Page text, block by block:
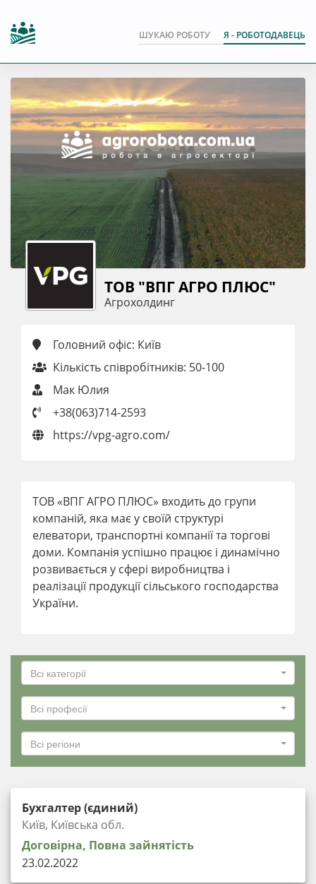
ШУКАЮ РОБОТУ Я - РОБОТОДАВЕЦЬ
ТОВ "ВПГ АГРО ПЛЮС"
Агрохолдинг
Головний офіс: Київ
Кількість співробітників: 50-100
Мак Юлия
+38(063)714-2593
https://vpg-agro.com/
ТОВ «ВПГ АГРО ПЛЮС» входить до групи
компаній, яка має у своїй структурі
елеватори, транспортні компанії та торгові
доми. Компанія успішно працює і динамічно
розвивається у сфері виробництва і
реалізації продукції сільського господарства
України.
Всі категорії
Всі професії
Всі регіони
Бухгалтер (єдиний)
Київ, Київська обл.
Договірна, Повна зайнятість
23.02.2022